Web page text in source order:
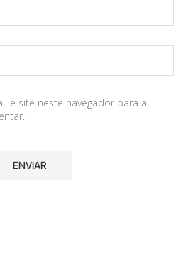
e site neste navegador para a